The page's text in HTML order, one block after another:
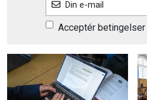
Din e-mail
Acceptér betingelser